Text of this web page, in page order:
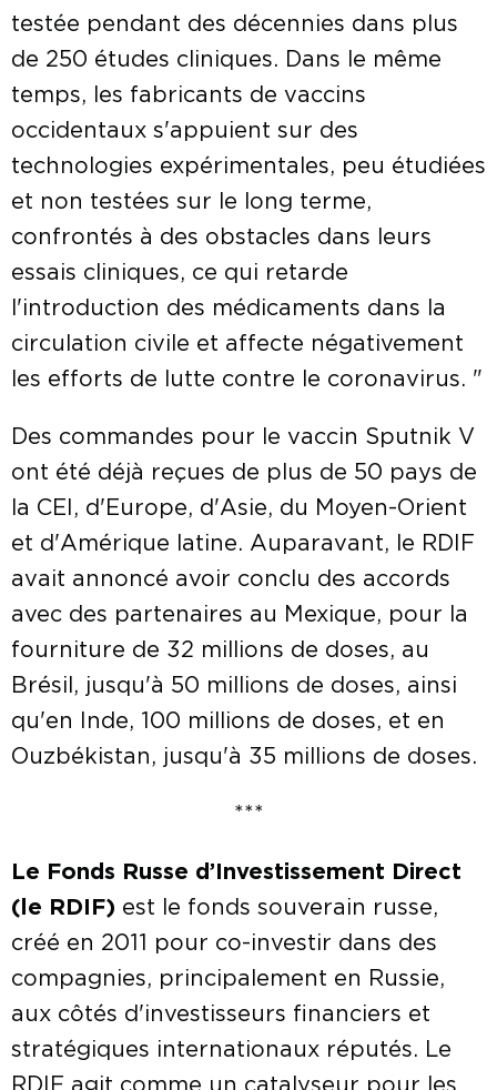
testée pendant des décennies dans plus
de 250 études cliniques. Dans le même
temps, les fabricants de vaccins
occidentaux s'appuient sur des
technologies expérimentales, peu étudiées
et non testées sur le long terme,
confrontés à des obstacles dans leurs
essais cliniques, ce qui retarde
l'introduction des médicaments dans la
circulation civile et affecte négativement
les efforts de lutte contre le coronavirus. "
Des commandes pour le vaccin Sputnik V
ont été déjà reçues de plus de 50 pays de
la CEI, d'Europe, d'Asie, du Moyen-Orient
et d'Amérique latine. Auparavant, le RDIF
avait annoncé avoir conclu des accords
avec des partenaires au Mexique, pour la
fourniture de 32 millions de doses, au
Brésil, jusqu'à 50 millions de doses, ainsi
qu'en Inde, 100 millions de doses, et en
Ouzbékistan, jusqu'à 35 millions de doses.
***
Le Fonds Russe d’Investissement Direct
(le RDIF) est le fonds souverain russe,
créé en 2011 pour co-investir dans des
compagnies, principalement en Russie,
aux côtés d'investisseurs financiers et
stratégiques internationaux réputés. Le
RDIF agit comme un catalyseur pour les